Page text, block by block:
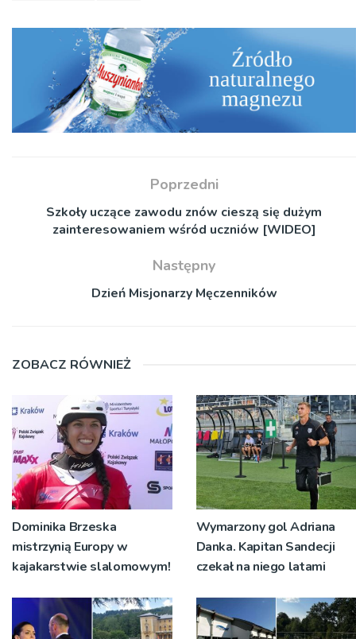
Poprzedni
Szkoły uczące zawodu znów cieszą się dużym
zainteresowaniem wśród uczniów [WIDEO]
Następny
Dzień Misjonarzy Męczenników
ZOBACZ RÓWNIEŻ
Dominika Brzeska
mistrzynią Europy w
kajakarstwie slalomowym!
Wymarzony gol Adriana
Danka. Kapitan Sandecji
czekał na niego latami